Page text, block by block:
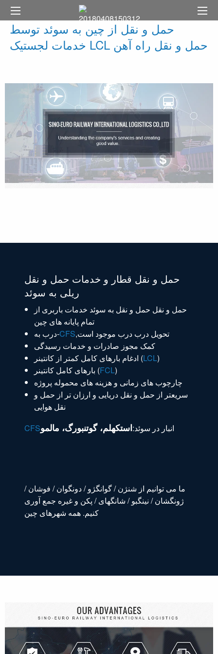
حمل و نقل از چین به سوئد توسط
خدمات لجستیک LCL حمل و نقل راه آهن
حمل و نقل قطار و خدمات حمل و نقل
ریلی به سوئد
حمل و نقل حمل و نقل به سوئد خدمات باربری از
تمام پایانه های چین
درب به-CFS ,تحویل درب درب موجود است
کمک مجوز صادرات و خدمات رسیدگی
ادغام بارهای کامل کمتر از کانتینر (LCL)
بارهای کامل کانتینر (FCL)
چارچوب های زمانی و هزینه های محموله پروژه
سریعتر از حمل و نقل دریایی و ارزان تر از حمل و
نقل هوایی
CFS
انبار در سوئد:استکهلم، گوتنبورگ، مالمو
ما می توانیم از شنژن / گوانگژو / دونگوان / فوشان /
ژونگشان / نینگبو / شانگهای / پکن و غیره جمع آوری
کنیم. همه شهرهای چین